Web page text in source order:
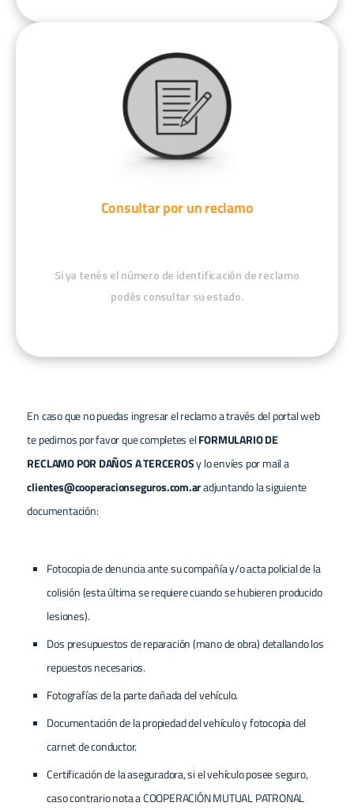
Consultar por un reclamo
Si ya tenés el número de identificación de reclamo
podés consultar su estado.
En caso que no puedas ingresar el reclamo a través del portal web
te pedimos por favor que completes elFORMULARIO DE
RECLAMO POR DAÑOS A TERCEROSy lo envíes por mail a
clientes@cooperacionseguros.com.aradjuntando la siguiente
documentación:
Fotocopia de denuncia ante su compañía y/o acta policial de la
colisión (esta última se requiere cuando se hubieren producido
lesiones).
Dos presupuestos de reparación (mano de obra) detallando los
repuestos necesarios.
Fotografías de la parte dañada del vehículo.
Documentación de la propiedad del vehículo y fotocopia del
carnet de conductor.
Certificación de la aseguradora, si el vehículo posee seguro,
caso contrario nota a COOPERACIÓN MUTUAL PATRONAL